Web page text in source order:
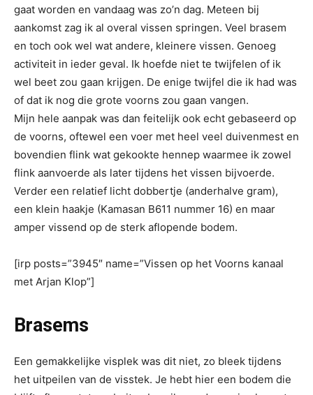
gaat worden en vandaag was zo’n dag. Meteen bij
aankomst zag ik al overal vissen springen. Veel brasem
en toch ook wel wat andere, kleinere vissen. Genoeg
activiteit in ieder geval. Ik hoefde niet te twijfelen of ik
wel beet zou gaan krijgen. De enige twijfel die ik had was
of dat ik nog die grote voorns zou gaan vangen.
Mijn hele aanpak was dan feitelijk ook echt gebaseerd op
de voorns, oftewel een voer met heel veel duivenmest en
bovendien flink wat gekookte hennep waarmee ik zowel
flink aanvoerde als later tijdens het vissen bijvoerde.
Verder een relatief licht dobbertje (anderhalve gram),
een klein haakje (Kamasan B611 nummer 16) en maar
amper vissend op de sterk aflopende bodem.
[irp posts=”3945″ name=”Vissen op het Voorns kanaal
met Arjan Klop”]
Brasems
Een gemakkelijke visplek was dit niet, zo bleek tijdens
het uitpeilen van de visstek. Je hebt hier een bodem die